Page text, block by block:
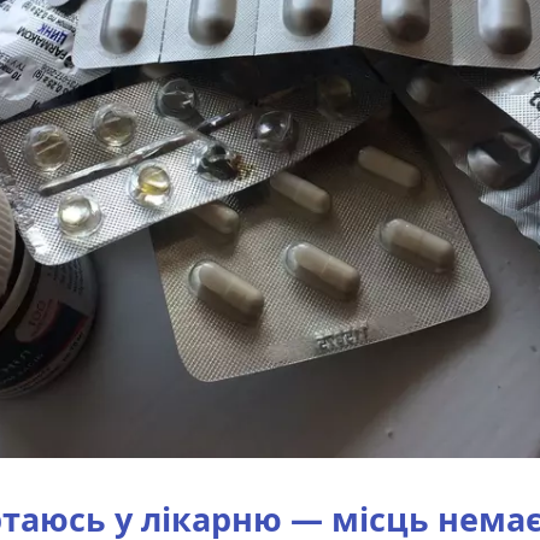
у лікарню — місць